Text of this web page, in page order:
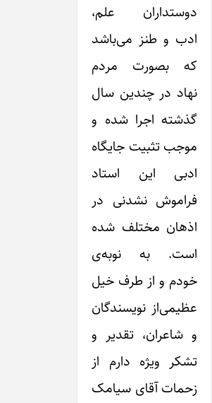
دوستداران علم،
ادب و طنز می‌باشد
که بصورت مردم
نهاد در چندین سال
گذشته اجرا شده و
موجب تثبیت جایگاه
ادبی این استاد
فراموش نشدنی در
اذهان مختلف شده
است. به نوبه‌ی
خودم و از طرف خیل
عظیمی‌از نویسندگان
و شاعران، تقدیر و
تشکر ویژه دارم از
زحمات آقای سیامک